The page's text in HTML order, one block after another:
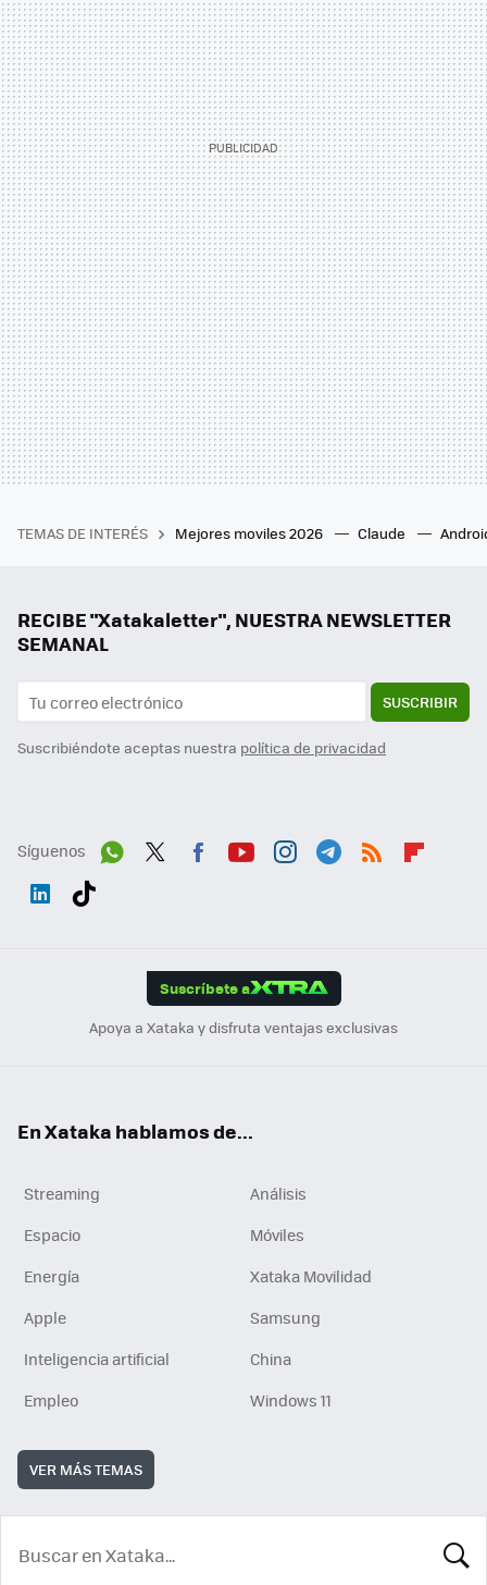
TEMAS DE INTERÉS Mejores moviles 2026 Claude
RECIBE "Xatakaletter", NUESTRA NEWSLETTER
SEMANAL
SUSCRIBIR
Suscribiéndote aceptas nuestra política de privacidad
Síguenos
Suscríbete a
Apoya a Xataka y disfruta ventajas exclusivas
En Xataka hablamos de...
Streaming
Análisis
Espacio
Móviles
Energía
Xataka Movilidad
Apple
Samsung
Inteligencia artificial
China
Empleo
Windows 11
VER MÁS TEMAS